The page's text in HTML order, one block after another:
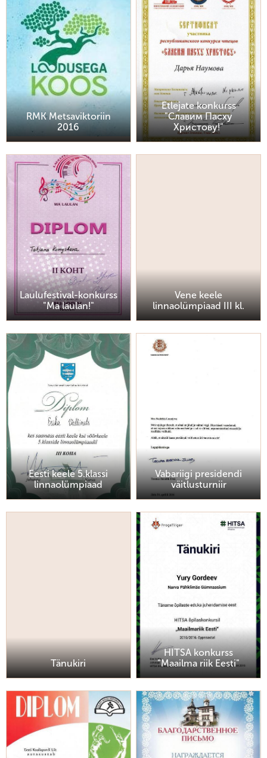
RMK Metsaviktoriin
2016
Etlejate konkurss
"Славим Пасху
Христову!"
Laulufestival-konkurss
"Ma laulan!"
Vene keele
linnaolümpiaad III kl.
Eesti keele 5.klassi
linnaolümpiaad
Vabariigi presidendi
väitlusturniir
Tänukiri
HITSA konkurss
"Maailma riik Eesti"